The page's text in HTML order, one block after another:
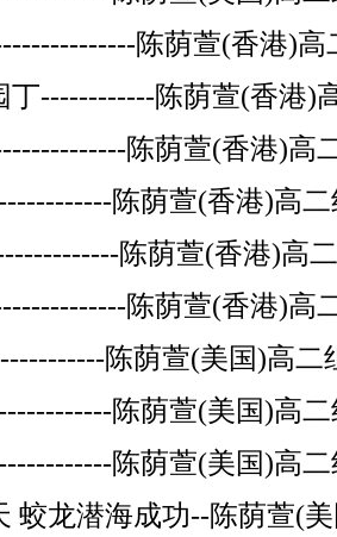
陈荫萱(香港)高
丁------------陈荫萱(香港)
陈荫萱(香港)高
陈荫萱(香港)高
陈荫萱(香港)高
陈荫萱(香港)高
陈荫萱(美国)高二
陈荫萱(美国)高
陈荫萱(美国)高
蛟龙潜海成功--陈荫萱(